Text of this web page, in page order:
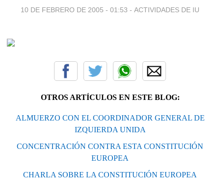
10 DE FEBRERO DE 2005 - 01:53 - ACTIVIDADES DE IU
OTROS ARTÍCULOS EN ESTE BLOG:
ALMUERZO CON EL COORDINADOR GENERAL DE
IZQUIERDA UNIDA
CONCENTRACIÓN CONTRA ESTA CONSTITUCIÓN
EUROPEA
CHARLA SOBRE LA CONSTITUCIÓN EUROPEA